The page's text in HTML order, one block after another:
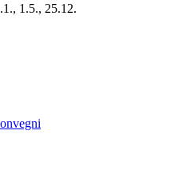
1.5., 25.12.